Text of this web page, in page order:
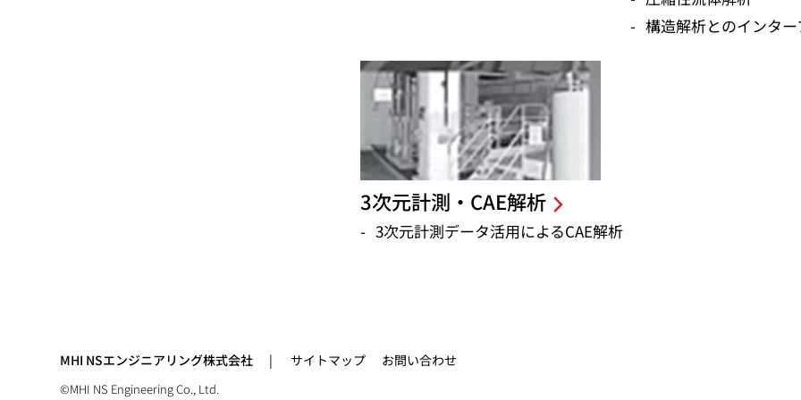
構造解析とのインタ
3次元計測・CAE解析
3次元計測データ活用によるCAE解析
MHI NSエンジニアリング株式会社 サイトマップ お問い合わせ
©MHI NS Engineering Co., Ltd.